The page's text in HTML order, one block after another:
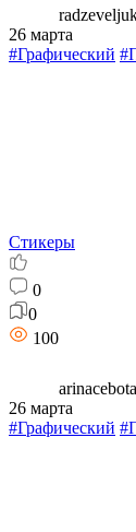
26 марта
#Графический
Стикеры
0
0
100
26 марта
#Графический